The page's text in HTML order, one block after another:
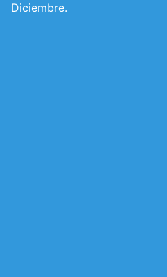
Diciembre.